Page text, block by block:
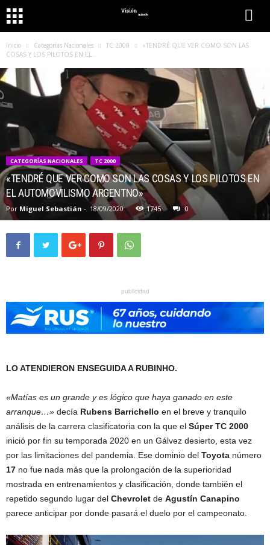
Inicio Categorías Nacionales TC 2000
«TENDRÉ QUE VER COMO SON LAS
COSAS Y LOS PILOTOS EN EL...
CATEGORÍAS NACIONALES TC 2000
«TENDRÉ QUE VER COMO SON LAS COSAS Y LOS PILOTOS EN
EL AUTOMOVILISMO ARGENTNO»
Por Miguel Sebastián - 18/09/2020 1745 0
publicidad
LO ATENDIERON ENSEGUIDA A RUBINHO.
«Matías es un grande y es lógico que haya ganado en este
arranque…» decía Rubens Barrichello en el breve y tranquilo
análisis de la carrera clasificatoria con la que el Súper TC 2000
inició por fin su temporada 2020 en un Gálvez desierto, esta vez
por las limitaciones del pandemia. Ese dominio del Toyota número
17 no fue nada más que la prolongación de la superioridad
mostrada en entrenamientos y clasificación, donde también el
repetido segundo lugar del Chevrolet de Agustín Canapino
parece anticipar por donde pasará el duelo por el campeonato.